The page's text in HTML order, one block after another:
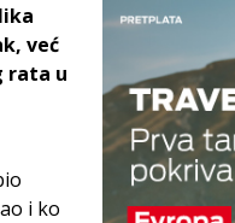
već
rata u
i ko